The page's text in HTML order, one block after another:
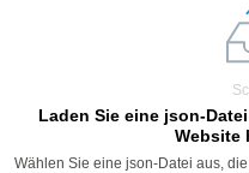
Laden Sie eine json-
Website
Wählen Sie eine json-Datei aus,